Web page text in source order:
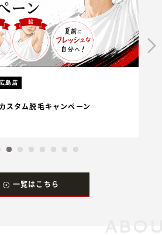
島店
スタム脱毛キャンペーン
一覧はこちら